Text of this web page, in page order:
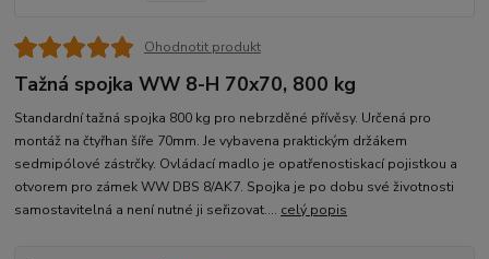
Ohodnotit produkt
Tažná spojka WW 8-H 70x70, 800 kg
Standardní tažná spojka 800 kg pro nebrzděné přívěsy. Určená pro
montáž na čtyřhan šíře 70mm. Je vybavena praktickým držákem
sedmipólové zástrčky. Ovládací madlo je opatřenostiskací pojistkou a
otvorem pro zámek WW DBS 8/AK7. Spojka je po dobu své životnosti
samostavitelná a není nutné ji seřizovat.... celý popis